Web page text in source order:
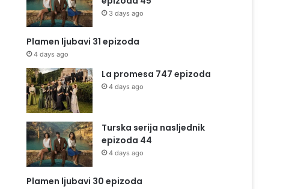
3 days ago
Plamen ljubavi 31 epizoda
4 days ago
La promesa 747 epizoda
4 days ago
Turska serija nasljednik
epizoda 44
4 days ago
Plamen ljubavi 30 epizoda